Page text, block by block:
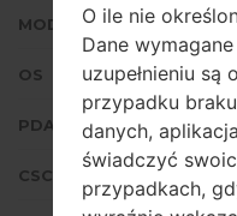
MODEL
OS
PDA/AP WERSJA
CSC WERSJA
O ile nie
Dane
uzupełnieniu
przypadku
danych,
świadczyć
przypadkach,